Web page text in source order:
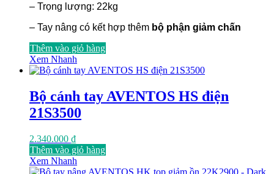
– Trọng lượng: 22kg
– Tay nâng có kết hợp thêm bộ phận giảm chấn
Thêm vào giỏ hàng
Xem Nhanh
Bộ cánh tay AVENTOS HS điện
21S3500
2.340.000 ₫
Thêm vào giỏ hàng
Xem Nhanh